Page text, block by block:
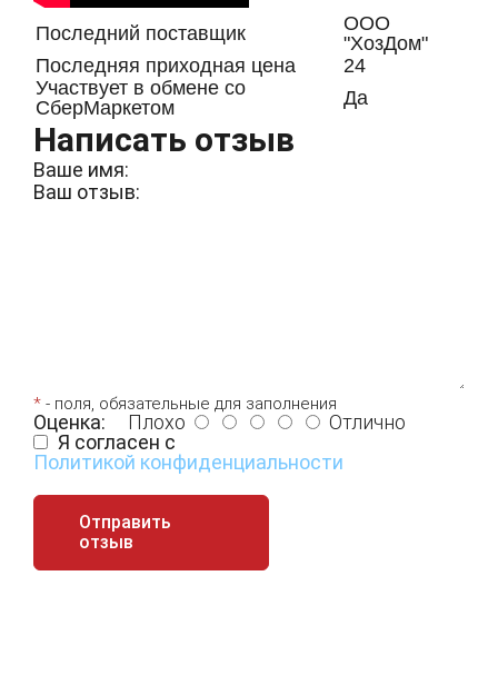
Последний поставщик
ООО
"ХозДом"
Последняя приходная цена
24
Участвует в обмене со
СберМаркетом
Да
Написать отзыв
Ваше имя:
Ваш отзыв:
* - поля, обязательные для заполнения
Оценка: Плохо
Отлично
Я согласен с
Политикой конфиденциальности
Отправить
отзыв